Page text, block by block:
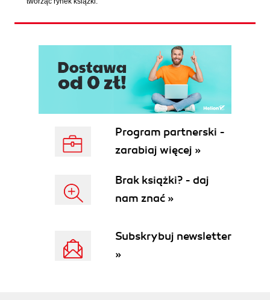
Program partnerski -
zarabiaj więcej »
Brak książki? - daj
nam znać »
Subskrybuj newsletter
»